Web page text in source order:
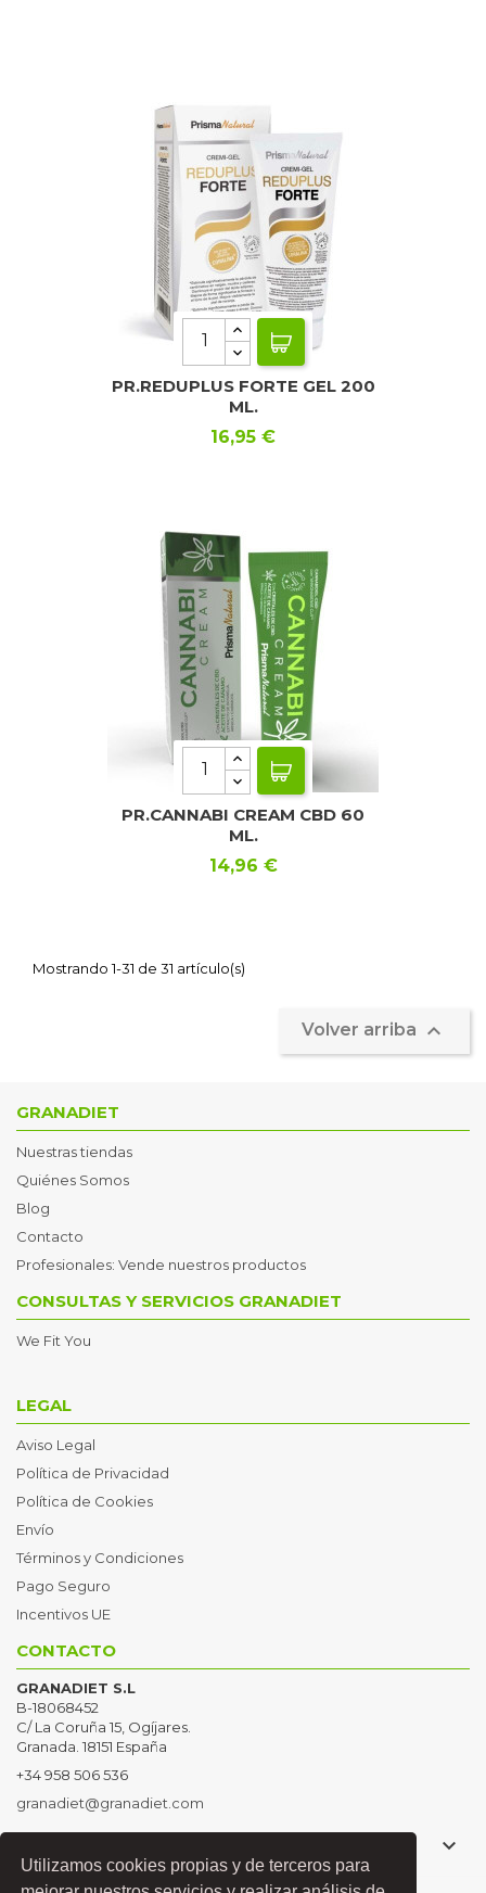
Utilizamos cookies propias y de terceros para
PR.REDUPLUS FORTE GEL 200
ML.
Precio
16,95 €
PR.CANNABI CREAM CBD 60
ML.
Precio
14,96 €
Mostrando 1-31 de 31 artículo(s)
Volver arriba 
GRANADIET
Nuestras tiendas
Quiénes Somos
Blog
Contacto
Profesionales: Vende nuestros productos
CONSULTAS Y SERVICIOS GRANADIET
We Fit You
LEGAL
Aviso Legal
Política de Privacidad
Política de Cookies
Envío
Términos y Condiciones
Pago Seguro
Incentivos UE
CONTACTO
GRANADIET S.L
B-18068452
C/ La Coruña 15, Ogíjares.
Granada. 18151 España
+34 958 506 536
granadiet@granadiet.com
